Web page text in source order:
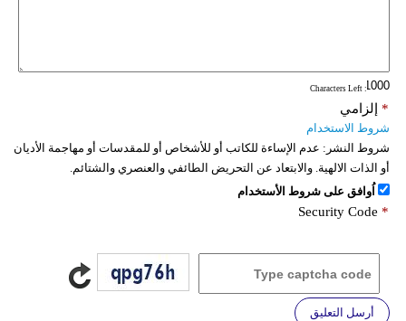
: Characters Left
إلزامي *
شروط الاستخدام
شروط النشر: عدم الإساءة للكاتب أو للأشخاص أو للمقدسات أو مهاجمة الأديان
أو الذات الالهية. والابتعاد عن التحريض الطائفي والعنصري والشتائم.
اُوافق على شروط الأستخدام
Security Code *
أرسل التعليق